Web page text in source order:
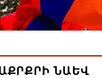
Գրիգորյանը
14:21
ՆԱԵՎ